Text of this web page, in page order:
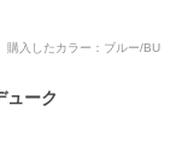
購入したカラー：ブルー/BU
ューク